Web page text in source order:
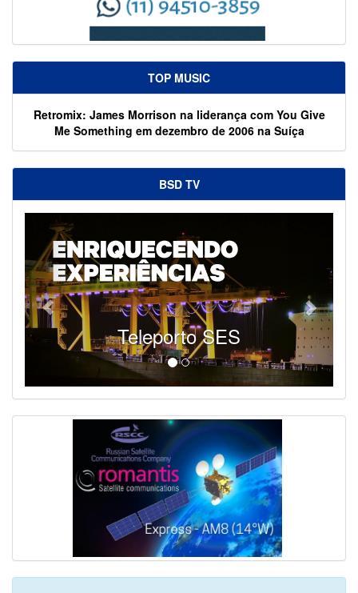
TOP MUSIC
Retromix: James Morrison na liderança com You Give
Me Something em dezembro de 2006 na Suíça
BSD TV
Teleporto SES